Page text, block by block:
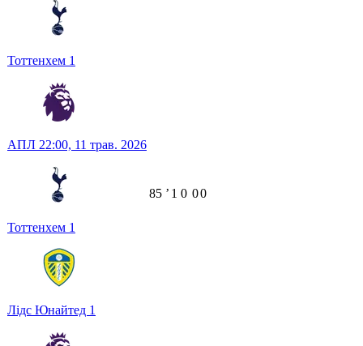
Тоттенхем 1
АПЛ 22:00, 11 трав. 2026
Тоттенхем 1
Лідс Юнайтед 1
85 ʼ 1 0 00